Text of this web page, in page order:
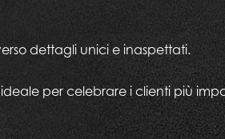
dettagli unici e inaspettati.
per celebrare i clienti più